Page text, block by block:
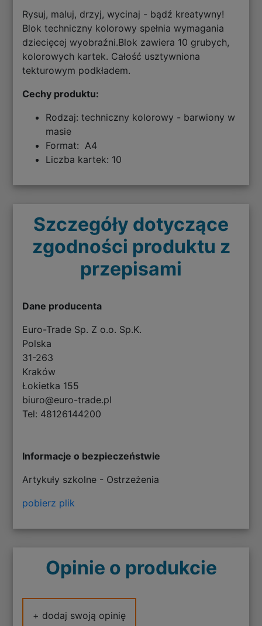
Rysuj, maluj, drzyj, wycinaj - bądź kreatywny!
Blok techniczny kolorowy spełnia wymagania
dziecięcej wyobraźni.Blok zawiera 10 grubych,
kolorowych kartek. Całość usztywniona
tekturowym podkładem.
Cechy produktu:
Rodzaj: techniczny kolorowy - barwiony w
masie
Format: A4
Liczba kartek: 10
Szczegóły dotyczące
zgodności produktu z
przepisami
Dane producenta
Euro-Trade Sp. Z o.o. Sp.K.
Polska
31-263
Kraków
Łokietka 155
biuro@euro-trade.pl
Tel: 48126144200
Informacje o bezpieczeństwie
Artykuły szkolne - Ostrzeżenia
pobierz plik
Opinie o produkcie
+ dodaj swoją opinię